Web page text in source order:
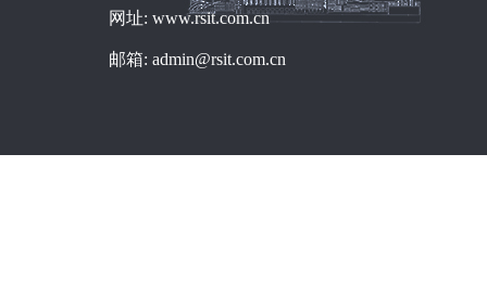
网址: www.rsit.com.cn
邮箱: admin@rsit.com.cn